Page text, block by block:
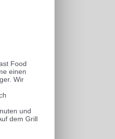
Food
einen
Wir
und
dem Grill